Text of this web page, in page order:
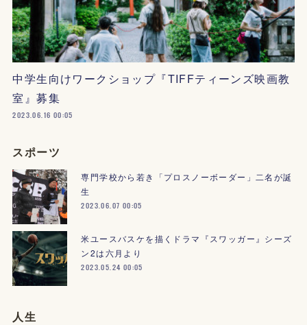
中学生向けワークショップ『TIFFティーンズ映画教
室』募集
2023.06.16 00:05
スポーツ
専門学校から若き「プロスノーボーダー」二名が誕
生
2023.06.07 00:05
米ユースバスケを描くドラマ『スワッガー』シーズ
ン2は六月より
2023.05.24 00:05
人生